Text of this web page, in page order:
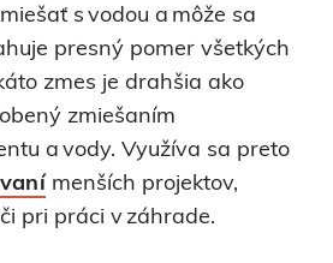
s vodou a môže sa
presný pomer všetkých
zmes je drahšia ako
zmiešaním
a vody. Využíva sa preto
menších projektov,
pri práci v záhrade.